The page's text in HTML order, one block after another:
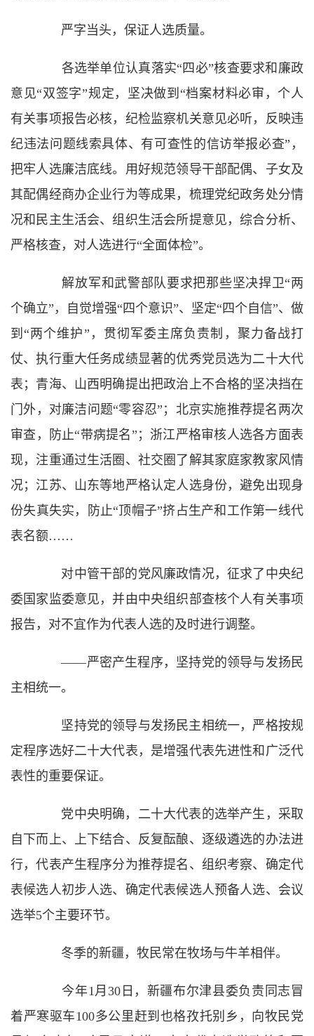
严字当头，保证人选质量。
各选举单位认真落实“四必”核查要求和廉政
意见“双签字”规定，坚决做到“档案材料必审，个人
有关事项报告必核，纪检监察机关意见必听，反映违
纪违法问题线索具体、有可查性的信访举报必查”，
把牢人选廉洁底线。用好规范领导干部配偶、子女及
其配偶经商办企业行为等成果，梳理党纪政务处分情
况和民主生活会、组织生活会所提意见，综合分析、
严格核查，对人选进行“全面体检”。
解放军和武警部队要求把那些坚决捍卫“两
个确立”，自觉增强“四个意识”、坚定“四个自信”、做
到“两个维护”，贯彻军委主席负责制，聚力备战打
仗、执行重大任务成绩显著的优秀党员选为二十大代
表；青海、山西明确提出把政治上不合格的坚决挡在
门外，对廉洁问题“零容忍”；北京实施推荐提名两次
审查，防止“带病提名”；浙江严格审核人选各方面表
现，注重通过生活圈、社交圈了解其家庭家教家风情
况；江苏、山东等地严格认定人选身份，避免出现身
份失真失实，防止“顶帽子”挤占生产和工作第一线代
表名额……
对中管干部的党风廉政情况，征求了中央纪
委国家监委意见，并由中央组织部查核个人有关事项
报告，对不宜作为代表人选的及时进行调整。
——严密产生程序，坚持党的领导与发扬民
主相统一。
坚持党的领导与发扬民主相统一，严格按规
定程序选好二十大代表，是增强代表先进性和广泛代
表性的重要保证。
党中央明确，二十大代表的选举产生，采取
自下而上、上下结合、反复酝酿、逐级遴选的办法进
行，代表产生程序分为推荐提名、组织考察、确定代
表候选人初步人选、确定代表候选人预备人选、会议
选举5个主要环节。
冬季的新疆，牧民常在牧场与牛羊相伴。
今年1月30日，新疆布尔津县委负责同志冒
着严寒驱车100多公里赶到也格孜托别乡，向牧民党